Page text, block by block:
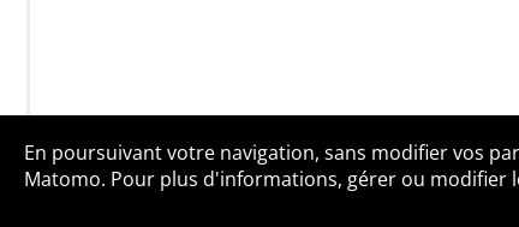
Qui sommes-
En poursuivant votre navigation, sans modifier vos
Matomo. Pour plus d'informations, gérer ou modifier